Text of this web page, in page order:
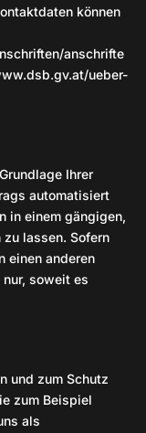
können
anschrifte
ueber-
Ihrer
automatisiert
in einem gängigen,
zu lassen. Sofern
einen anderen
soweit es
und zum Schutz
zum Beispiel
als